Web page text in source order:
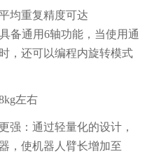
均重复精度可达
备通用6轴功能，当使用通
，还可以编程内旋转模式
左右
强：通过轻量化的设计，
，使机器人臂长增加至